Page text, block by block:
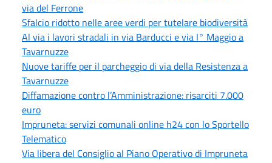
via del Ferrone
Sfalcio ridotto nelle aree verdi per tutelare biodiversità
Al via i lavori stradali in via Barducci e via I° Maggio a
Tavarnuzze
Nuove tariffe per il parcheggio di via della Resistenza a
Tavarnuzze
Diffamazione contro l’Amministrazione: risarciti 7.000
euro
Impruneta: servizi comunali online h24 con lo Sportello
Telematico
Via libera del Consiglio al Piano Operativo di Impruneta